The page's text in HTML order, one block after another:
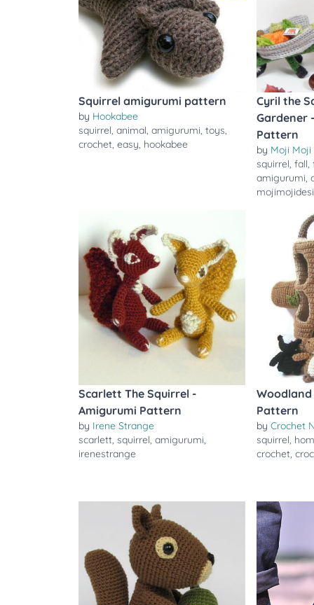
Squirrel amigurumi pattern
by Hookabee
squirrel, animal, amigurumi, toys,
crochet, easy, hookabee
Cyril the
Gardener
Pattern
by Moji
squirrel,fall,
amigurumi,
Scarlett The Squirrel -
Amigurumi Pattern
by Irene Strange
scarlett, squirrel, amigurumi,
irenestrange
Pattern
byCrochet
squirrel,
crochet,